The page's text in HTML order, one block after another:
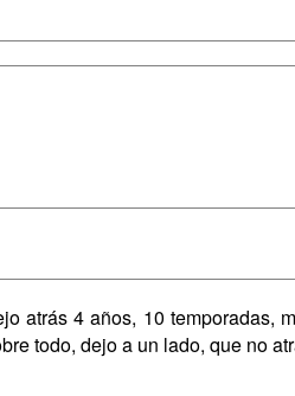
atrás 4 años, 10 temporadas,
todo, dejo a un lado, que no